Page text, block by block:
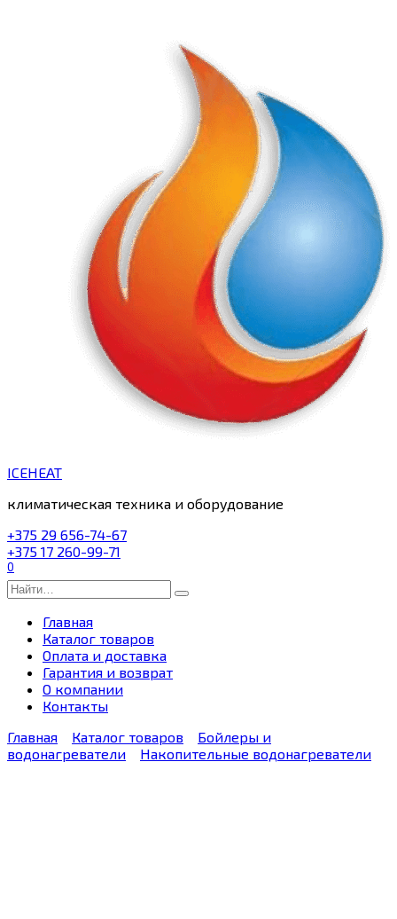
ICEHEAT
климатическая техника и оборудование
+375 29 656-74-67
+375 17 260-99-71
0
Search
for:
Главная
Каталог товаров
Оплата и доставка
Гарантия и возврат
О компании
Контакты
Главная
Каталог товаров
Бойлеры и
водонагреватели
Накопительные водонагреватели